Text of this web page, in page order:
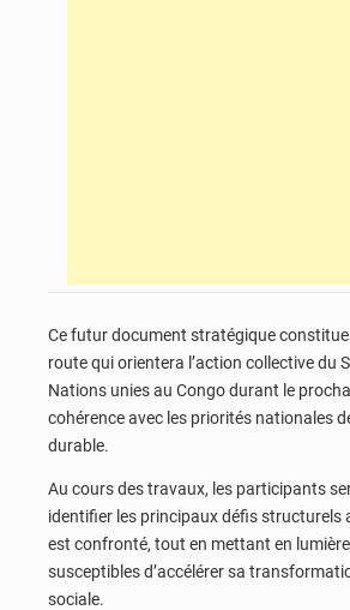
Ce futur document stratégique
route qui orientera l’action collective du
Nations unies au Congo durant le
cohérence avec les priorités nationales
durable.
Au cours des travaux, les participants
identifier les principaux défis structurels
est confronté, tout en mettant en
susceptibles d’accélérer sa
sociale.